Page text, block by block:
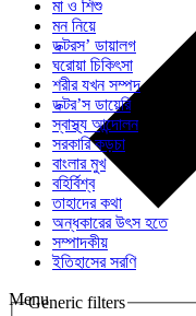
Generic filters
মা ও শিশু
মন নিয়ে
ডক্টরস’ ডায়ালগ
ঘরোয়া চিকিৎসা
শরীর যখন সম্পদ
ডক্টর’স ডায়েরি
স্বাস্থ্য আন্দোলন
সরকারি কড়চা
বাংলার মুখ
বহির্বিশ্ব
তাহাদের কথা
অন্ধকারের উৎস হতে
সম্পাদকীয়
ইতিহাসের সরণি
Menu